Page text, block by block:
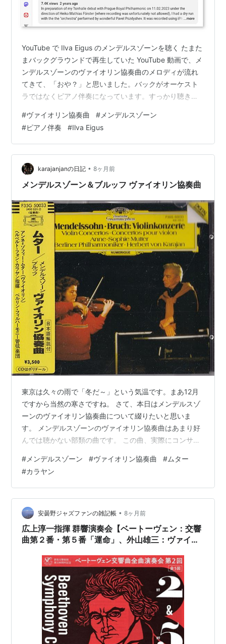
YouTube で Ilva Eigus のメンデルスゾーンを聴く たまた
まバックグラウンドで再生していた YouTube 動画で、メ
ンデルスゾーンのヴァイオリン協奏曲のメロディが流れ
てきて、「おや？」と思いました。バックがオーケスト
ラではなくピアノ伴奏になっています。すっかり聴きな
調べてみたら、Ilva Eigus のヴァイオリン演奏でした。彼
女自身が投稿したものらしく、こんなメッセージが付い
ていました。 In preparation of my Tonhalle debut with
Prague Royal Philharmo…
#ヴァイオリン協奏曲 # メンデルスゾーン
#ピアノ伴奏 #Ilva Eigus
karajanjanの日記 • 8ヶ月前
メンデルスゾーン＆ブルッフ ヴァイオリン協奏曲
東京は久々の雨で「冬だ～」という気温です。まあ12月
ですから当然の寒さですね。 さて、本日はメンデルスゾ
ーンのヴァイオリン協奏曲について綴りたいと思いま
す。 メンデルスゾーンのヴァイオリン協奏曲はあまり好
んでは聴かない部類の曲です。 この曲、実際にコンサー
るテンポよりも速い演奏が圧倒的に多いんです。ソリス
トがあまりに速く弾こうとするので、指揮者が一生懸命
ソリストにつけようとしてもなかなか追いついていない
ような演奏が多かったような気がします。かといって、
ほんのちょっとでも遅いと思わせるテンポで始めてしま
うと、実にしまりのない、間延びした演奏になっ…
# メンデルスゾーン #ヴァイオリン協奏曲 #ムター
#カラヤン
安曇野ジャズファンの雑記帳 • 8ヶ月前
広上淳一指揮 群響演奏会【ベートーヴェン：交響
曲第２番・第５番「運命」、外山雄三：ヴァイオ